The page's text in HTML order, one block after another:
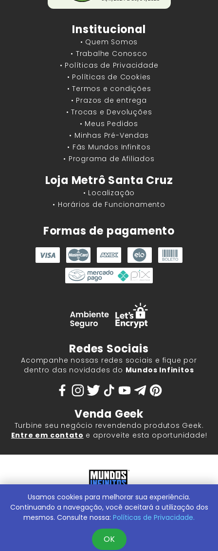
Institucional
• Quem Somos
• Trabalhe Conosco
• Políticas de Privacidade
• Políticas de Cookies
• Termos e condições
• Prazos de entrega
• Trocas e Devoluções
• Meus Pedidos
• Minhas Pré-Vendas
• Fãs Mundos Infinitos
• Programa de Afiliados
Loja Metrô Santa Cruz
• Localização
• Horários de Funcionamento
Formas de pagamento
Redes Sociais
Acompanhe nossas redes sociais e fique por
dentro das novidades do Mundos Infinitos
Venda Geek
Turbine seu negócio revendendo produtos Geek.
Entre em contato e aproveite esta oportunidade!
Mundos Infinitos - Publicações e Geek Store |ContentStuff
Publicações e Assinaturas Ltda. CNPJ - 05.859.917/0001-60.
Conheça nossa Loja Física:Rua Machado Bitencourt, 291 -
Usamos cookies para melhorar sua experiência.
Continuando a navegação, você aceitará a utilização dos
mesmos. Consulte nossa: Políticas de Privacidade.
OK